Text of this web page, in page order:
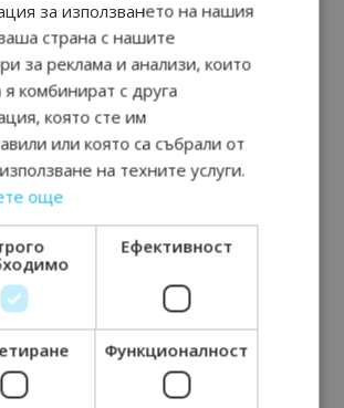
11/07/2026 11:22
картичка от…”: Пловдив, градът на
времена
23/06/2026 10:00
картичка от…”: Перник – град на
културата и вдъхновяващите...
за използването на нашия
страна с нашите
за реклама и анализи, които
комбинират с друга
която сте им
или която са събрали от
на техните услуги.
още
Ефективност
Функционалност